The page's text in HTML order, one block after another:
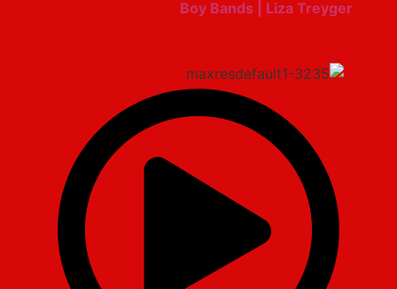
Boy Bands | Liza Treyger